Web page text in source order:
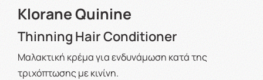
Klorane Quinine
Thinning Hair Conditioner
Μαλακτική κρέμα για ενδυνάμωση κατά της
τριχόπτωσης με κινίνη.